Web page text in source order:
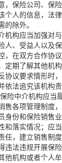
，保险公司、保
个人的信息，法
的除外。
机构应当加强对
人、受益人以及
，在双方合作协
定期了解其他机
协议要求情形时
依法追究该机构责
险中介机构应当
售各项管理制度
身份和保险销售
和落实情况；应
任，建立销售制
违法违规开展保
他机构或者个人牟